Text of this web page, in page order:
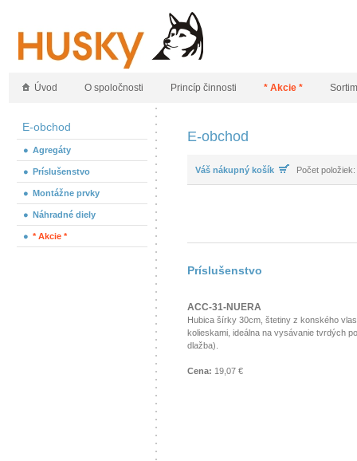
Úvod O spoločnosti Princíp činnosti * Akcie *
E-obchod
Agregáty
Príslušenstvo
Montážne prvky
Náhradné diely
* Akcie *
E-obchod
Váš nákupný košík Počet
Príslušenstvo
ACC-31-NUERA
Hubica šírky 30cm, štetiny z konského
kolieskami, ideálna na vysávanie tvrdých
dlažba).
Cena: 19,07 €